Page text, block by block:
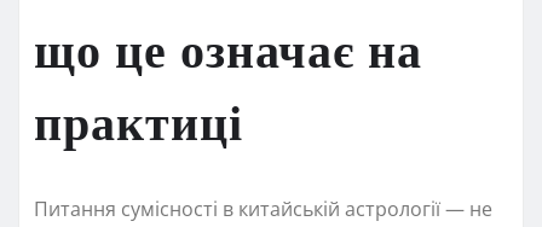
що це означає на
практиці
Питання сумісності в китайській астрології — не